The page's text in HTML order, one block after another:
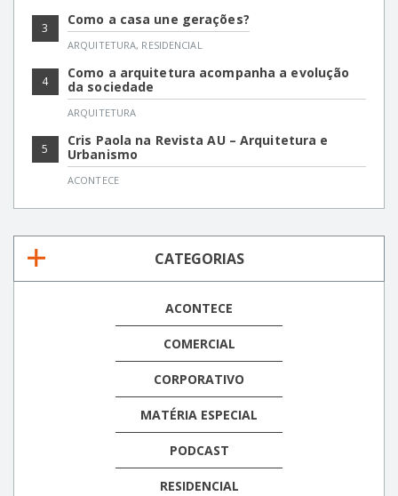
3 Como a casa une gerações?
ARQUITETURA, RESIDENCIAL
4
Como a arquitetura acompanha a evolução
da sociedade
ARQUITETURA
5
Cris Paola na Revista AU – Arquitetura e
Urbanismo
ACONTECE
CATEGORIAS
ACONTECE
COMERCIAL
CORPORATIVO
MATÉRIA ESPECIAL
PODCAST
RESIDENCIAL